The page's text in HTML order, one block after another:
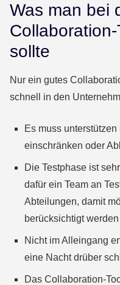
Was man bei
sollte
Nur ein gutes
schnell in den
Es muss
einschränken oder
Die Testphase ist
dafür ein Team an
Abteilungen, damit
berücksichtigt
Nicht im Alleingang
eine Nacht drüber
Das Collaboration-